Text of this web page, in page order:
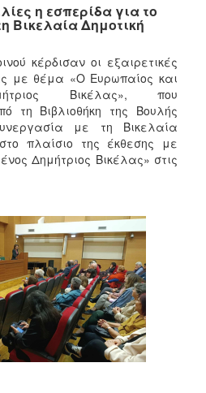
η εσπερίδα για το
Βικελαία Δημοτική
κέρδισαν οι εξαιρετικές
με θέμα «Ο Ευρωπαίος και
Βικέλας», που
τη Βιβλιοθήκη της Βουλής
με τη Βικελαία
στο πλαίσιο της έκθεσης με
Δημήτριος Βικέλας» στις